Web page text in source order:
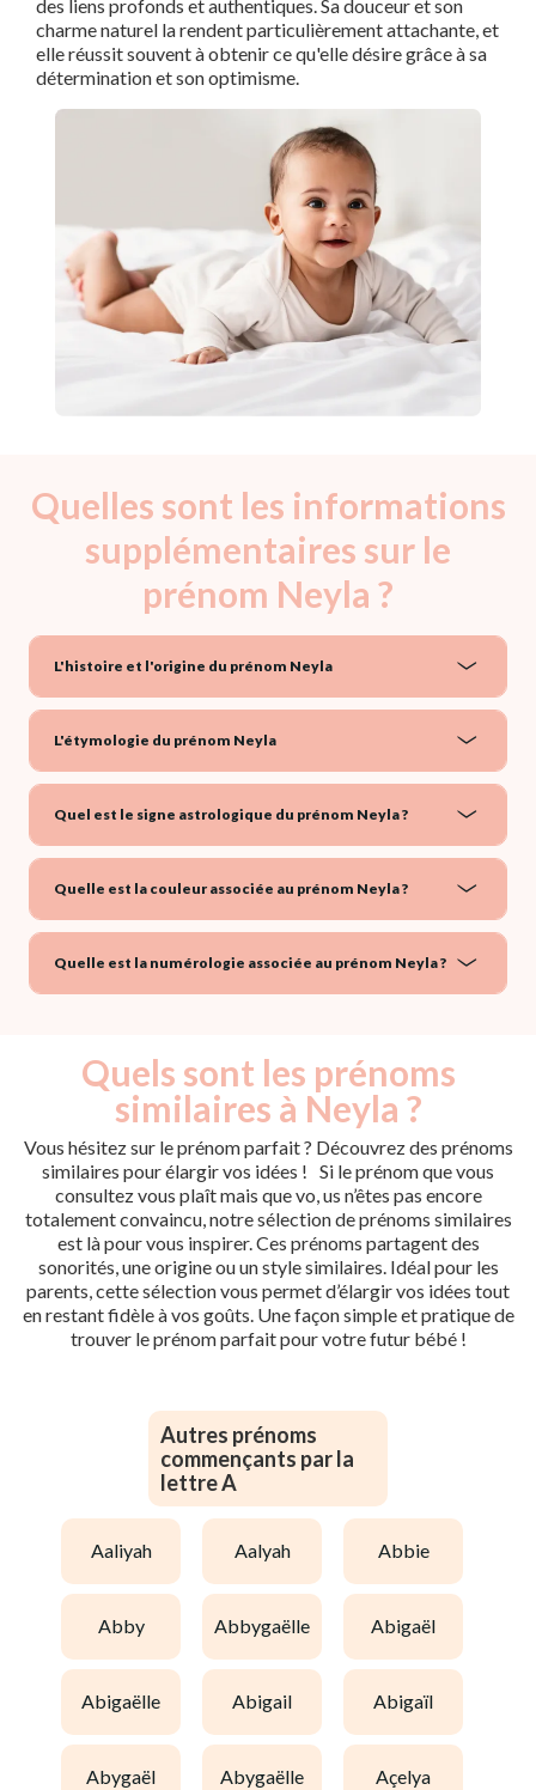
des liens profonds et authentiques. Sa douceur et son
charme naturel la rendent particulièrement attachante, et
elle réussit souvent à obtenir ce qu'elle désire grâce à sa
détermination et son optimisme.
Quelles sont les informations
supplémentaires sur le
prénom Neyla ?
L'histoire et l'origine du prénom Neyla
L'étymologie du prénom Neyla
Quel est le signe astrologique du prénom Neyla ?
Quelle est la couleur associée au prénom Neyla ?
Quelle est la numérologie associée au prénom Neyla ?
Quels sont les prénoms
similaires à Neyla ?
Vous hésitez sur le prénom parfait ? Découvrez des prénoms
similaires pour élargir vos idées ! Si le prénom que vous
consultez vous plaît mais que vo, us n’êtes pas encore
totalement convaincu, notre sélection de prénoms similaires
est là pour vous inspirer. Ces prénoms partagent des
sonorités, une origine ou un style similaires. Idéal pour les
parents, cette sélection vous permet d’élargir vos idées tout
en restant fidèle à vos goûts. Une façon simple et pratique de
trouver le prénom parfait pour votre futur bébé !
Autres prénoms
commençants par la
lettre A
aaliyah aalyah abbie
abby abbygaëlle abigaël
abigaëlle abigail abigaïl
abygaël abygaëlle açelya